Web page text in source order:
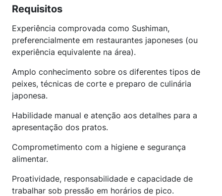
Requisitos
Experiência comprovada como Sushiman,
preferencialmente em restaurantes japoneses (ou
experiência equivalente na área).
Amplo conhecimento sobre os diferentes tipos de
peixes, técnicas de corte e preparo de culinária
japonesa.
Habilidade manual e atenção aos detalhes para a
apresentação dos pratos.
Comprometimento com a higiene e segurança
alimentar.
Proatividade, responsabilidade e capacidade de
trabalhar sob pressão em horários de pico.